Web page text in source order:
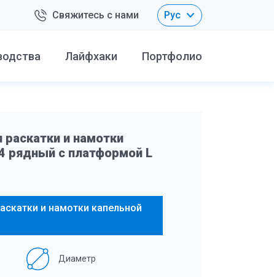
Свяжитесь с нами Рус
Лайфхаки Портфолио
и намотки
рядный с платформой L
и намотки капельной
Диаметр